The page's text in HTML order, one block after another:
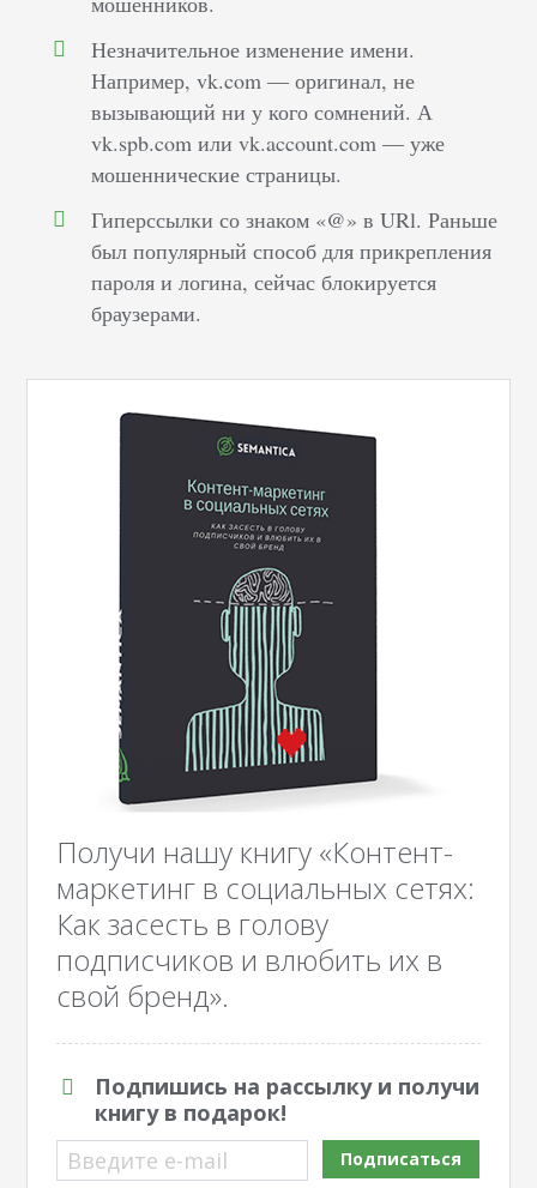
Незначительное изменение имени.
Например, vk.com — оригинал, не
вызывающий ни у кого сомнений. А
vk.spb.com или vk.account.com — уже
мошеннические страницы.
Гиперссылки со знаком «@» в URl. Раньше
был популярный способ для прикрепления
пароля и логина, сейчас блокируется
браузерами.
Получи нашу книгу «Контент-
маркетинг в социальных сетях:
Как засесть в голову
подписчиков и влюбить их в
свой бренд».
Подпишись на рассылку и получи
книгу в подарок!
Введите e-mail
Подписаться